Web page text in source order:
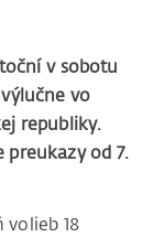
v sobotu
vo
republiky.
preukazy od 7.
volieb 18